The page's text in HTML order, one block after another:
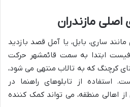
مازندران
مانند ساری، بابل، یا آمل قصد بازدید
ابتدا به سمت قائمشهر حرکت
کرچنگ که به تالاب منتهی می شود،
استفاده از تابلوهای راهنما در
اهالی منطقه، می تواند کمک کننده